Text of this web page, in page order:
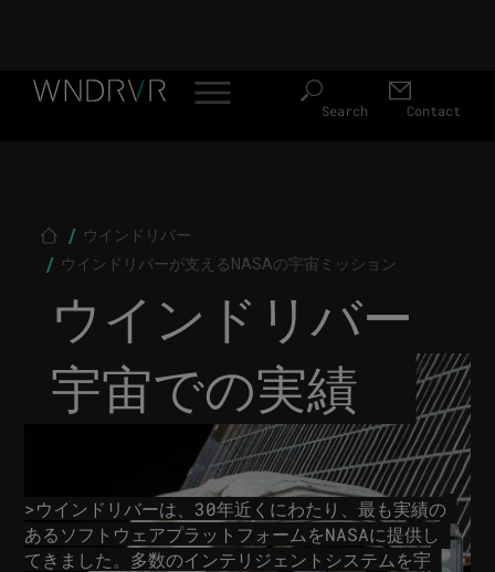
Skip
Header
Search Contact
Breadcrumb
ウインドリバー
ウインドリバーが支えるNASAの宇宙ミッション
ウインドリバー
宇宙での実績
>ウインドリバーは、30年近くにわたり、最も実績の
あるソフトウェアプラットフォームをNASAに提供し
てきました。多数のインテリジェントシステムを宇